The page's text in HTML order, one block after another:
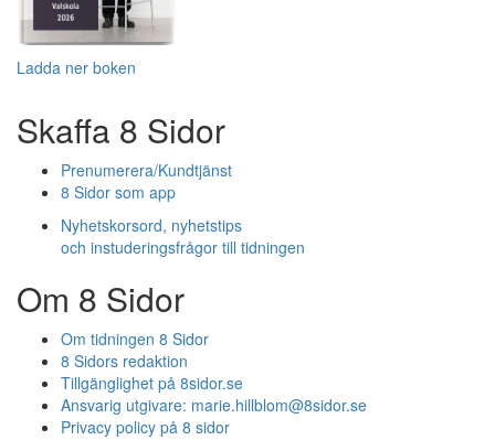
Ladda ner boken
Skaffa 8 Sidor
Prenumerera/Kundtjänst
8 Sidor som app
Nyhetskorsord, nyhetstips
och instuderingsfrågor till tidningen
Om 8 Sidor
Om tidningen 8 Sidor
8 Sidors redaktion
Tillgänglighet på 8sidor.se
Ansvarig utgivare: marie.hillblom@8sidor.se
Privacy policy på 8 sidor